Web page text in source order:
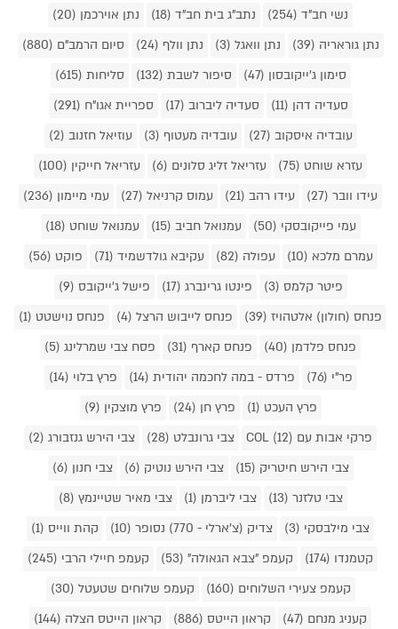
נשי חב"ד (254)
נתב"ג בית חב"ד (18)
נתן אוירכמן (20)
נתן גוראריה (39)
נתן וואגל (3) נתן וולף (24)
סיום הרמב"ם (880)
סימון ג'ייקובסון (47)
סיפור לשבת (132)
סליחות (615)
סעדיה דהן (11)
סעדיה ליברוב (17)
ספריית אגו"ח (291)
עובדיה איסקוב (27)
עובדיה מעטוף (3)
עוזיאל חזנוב (2)
עזרא שוחט (75)
עזריאל זליג סלונים (6)
עזריאל חייקין (100)
עידו וובר (27)
עידו רהב (21) עמוס קרניאל (27)
עמי מיימון (236)
עמי פייקובסקי (50)
עמנואל חביב (15)
עמנואל שוחט (18)
עמרם מלכא (10)
עפולה (82) עקיבא גולדשמיד (71)
פוקט (56)
פיטר קלמס (3)
פינטו גרינברג (17)
פישל ג'ייקובס (9)
פנחס (חולון) אלטהויז (39)
פנחס לייבוש הרצל (4)
פנחס נוישטט (1)
פנחס פלדמן (40)
פנחס קארף (31)
פסח צבי שמרלינג (5)
פר"י (76)
פרדס - במה לחכמה יהודית (14)
פרץ בלוי (14)
פרץ העכט (1)
פרץ חן (24)
פרץ מוצקין (9)
פרקי אבות עם COL (12)
צבי גרונבלט (28)
צבי הירש גנזבורג (2)
צבי הירש חיטריק (15)
צבי הירש נוטיק (6)
צבי חנון (6)
צבי טלזנר (13)
צבי ליברמן (1)
צבי מאיר שטיינמץ (8)
צבי מילבסקי (3)
צדיק (צ'ארלי - 770) נסופר (10)
קהת ווייס (1)
קטמנדו (174)
קעמפ "צבא הגאולה" (53)
קעמפ חיילי הרבי (245)
קעמפ צעירי השלוחים (160)
קעמפ שלוחים שטעטל (30)
קעניג מנחם (47)
קראון הייטס (886)
קראון הייטס הצלה (144)